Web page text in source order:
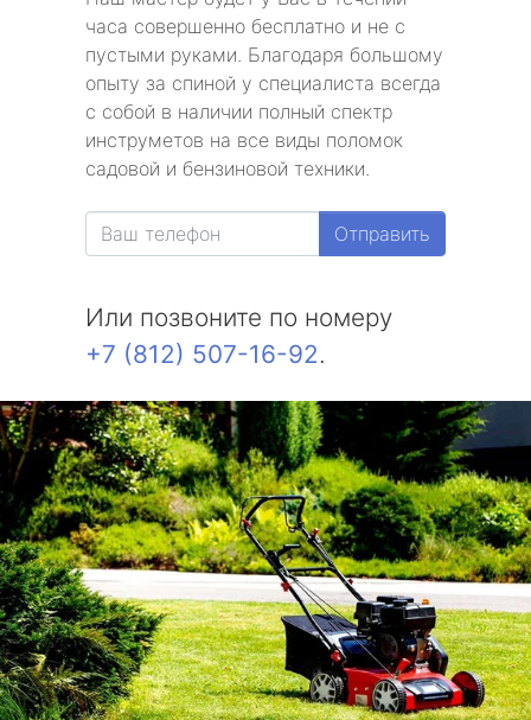
часа совершенно бесплатно и не с
пустыми руками. Благодаря большому
опыту за спиной у специалиста всегда
с собой в наличии полный спектр
инструметов на все виды поломок
садовой и бензиновой техники.
Отправить
Или позвоните по номеру
+7 (812) 507-16-92.